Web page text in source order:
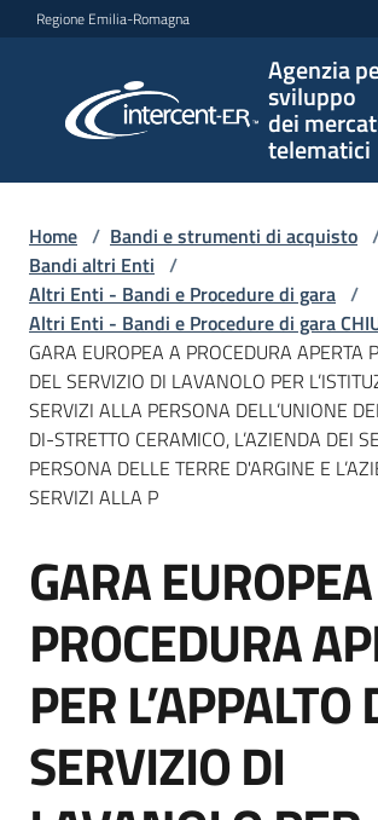
Vai al contenuto
Vai alla navigazione
Vai al footer
Regione Emilia-Romagna
Agenzia
sviluppo
dei
telematici
per lo
sviluppo
telematici
L'Agenzia
Bandi
e
strumenti
acquisto
Supporto
Piattaforme
telematiche
Home / Bandi e strumenti di acquisto
Bandi altri Enti /
Altri Enti - Bandi e Procedure di gara /
Altri Enti - Bandi e Procedure di gara
GARA EUROPEA A PROCEDURA APERTA
DEL SERVIZIO DI LAVANOLO PER
SERVIZI ALLA PERSONA DELL’UNIONE
DI-STRETTO CERAMICO, L’AZIENDA DEI
PERSONA DELLE TERRE D'ARGINE E
SERVIZI ALLA P
Salta al contenuto
GARA
PROCEDURA
PER L’APPALTO
SERVIZIO DI